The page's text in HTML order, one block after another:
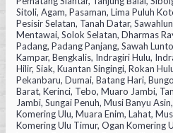
Sitoli, Agam, Pasaman, Lima Puluh
Pesisir Selatan, Tanah Datar,
Mentawai, Solok Selatan, Dharmas
Padang, Padang Panjang, Sawah
Kampar, Bengkalis, Indragiri Hulu,
Hilir, Siak, Kuantan Singingi, Rokan
Pekanbaru, Dumai, Batang Hari,
Barat, Kerinci, Tebo, Muaro Jambi,
Jambi, Sungai Penuh, Musi Banyu
Komering Ulu, Muara Enim, Lahat,
Komering Ulu Timur, Ogan Komering